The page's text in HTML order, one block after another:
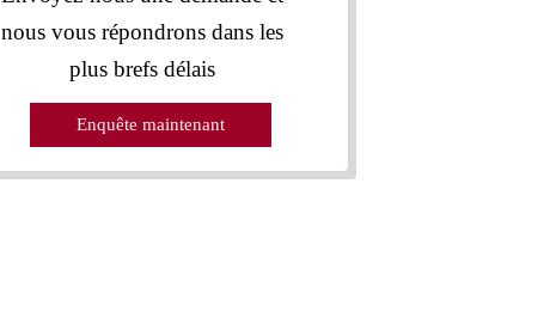
nous vous répondrons dans les
plus brefs délais
Enquête maintenant